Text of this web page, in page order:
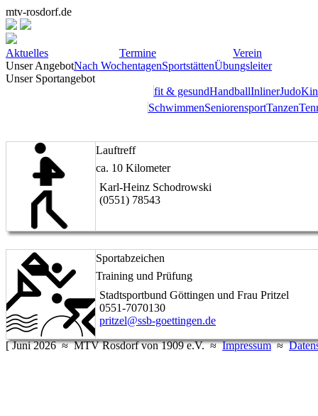
mtv-rosdorf.de
Aktuelles Termine
Verein
Unser AngebotNach WochentagenSportstättenÜbungsleiter
Unser Sportangebot
fit & gesundHandballInlinerJudo
SchwimmenSeniorensportTanzen
Lauftreff
ca. 10 Kilometer
Karl-Heinz Schodrowski
(0551) 78543
Sportabzeichen
Training und Prüfung
Stadtsportbund Göttingen und Frau Pritzel
0551-7070130
pritzel@ssb-goettingen.de
[ Juni 2026 ≈ MTV Rosdorf von 1909 e.V. ≈Impressum≈